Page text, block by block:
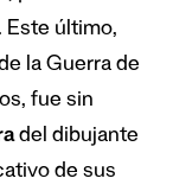
Este último,
la Guerra de
fue sin
del dibujante
de sus